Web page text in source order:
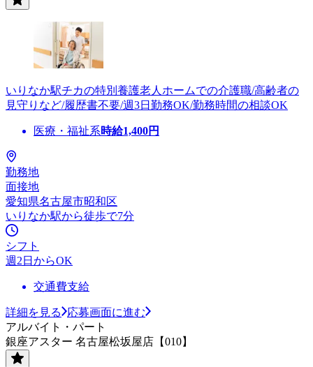
いりなか駅チカの特別養護老人ホームでの介護職/高齢者の
見守りなど/履歴書不要/週3日勤務OK/勤務時間の相談OK
医療・福祉系時給1,400円
勤務地
面接地
愛知県名古屋市昭和区
いりなか駅から徒歩で7分
シフト
週2日からOK
交通費支給
詳細を見る
応募画面に進む
アルバイト・パート
銀座アスター 名古屋松坂屋店【010】